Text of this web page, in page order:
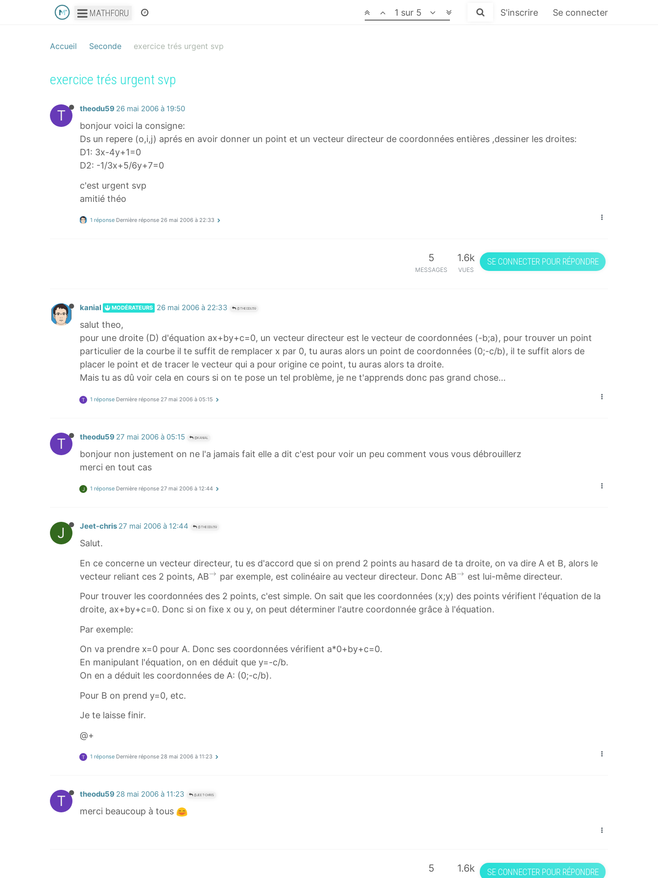
MATHFORU S'inscrire Se connecter
1 sur 5
Accueil Seconde exercice trés urgent svp
exercice trés urgent svp
T theodu59 26 mai 2006 à 19:50
bonjour voici la consigne:
Ds un repere (o,i,j) aprés en avoir donner un point et un vecteur directeur de coordonnées entières ,dessiner les droites:
D1: 3x-4y+1=0
D2: -1/3x+5/6y+7=0
c'est urgent svp
amitié théo
1 réponse Dernière réponse 26 mai 2006 à 22:33
5
MESSAGES
1.6k
VUES
SE CONNECTER POUR RÉPONDRE
kanial MODÉRATEURS 26 mai 2006 à 22:33 @THEODU59
salut theo,
pour une droite (D) d'équation ax+by+c=0, un vecteur directeur est le vecteur de coordonnées (-b;a), pour trouver un point
particulier de la courbe il te suffit de remplacer x par 0, tu auras alors un point de coordonnées (0;-c/b), il te suffit alors de
placer le point et de tracer le vecteur qui a pour origine ce point, tu auras alors ta droite.
Mais tu as dû voir cela en cours si on te pose un tel problème, je ne t'apprends donc pas grand chose...
T 1 réponse Dernière réponse 27 mai 2006 à 05:15
T theodu59 27 mai 2006 à 05:15 @KANIAL
bonjour non justement on ne l'a jamais fait elle a dit c'est pour voir un peu comment vous vous débrouillerz
merci en tout cas
J 1 réponse Dernière réponse 27 mai 2006 à 12:44
J Jeet-chris 27 mai 2006 à 12:44 @THEODU59
Salut.
En ce concerne un vecteur directeur, tu es d'accord que si on prend 2 points au hasard de ta droite, on va dire A et B, alors le
vecteur reliant ces 2 points, AB→
\
r
h
t
a
→ par exemple, est colinéaire au vecteur directeur. Donc AB→
\
r
→ est lui-même directeur.
Pour trouver les coordonnées des 2 points, c'est simple. On sait que les coordonnées (x;y) des points vérifient l'équation de la
droite, ax+by+c=0. Donc si on fixe x ou y, on peut déterminer l'autre coordonnée grâce à l'équation.
Par exemple:
On va prendre x=0 pour A. Donc ses coordonnées vérifient a*0+by+c=0.
En manipulant l'équation, on en déduit que y=-c/b.
On en a déduit les coordonnées de A: (0;-c/b).
Pour B on prend y=0, etc.
Je te laisse finir.
@+
T 1 réponse Dernière réponse 28 mai 2006 à 11:23
T theodu59 28 mai 2006 à 11:23 @JEET-CHRIS
merci beaucoup à tous
5 1.6k SE CONNECTER POUR RÉPONDRE